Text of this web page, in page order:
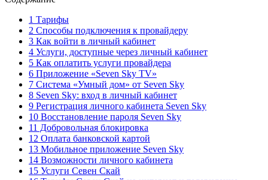
1 Тарифы
2 Способы подключения к провайдеру
3 Как войти в личный кабинет
4 Услуги, доступные через личный кабинет
5 Как оплатить услуги провайдера
6 Приложение «Seven Sky TV»
7 Система «Умный дом» от Seven Sky
8 Seven Sky: вход в личный кабинет
9 Регистрация личного кабинета Seven Sky
10 Восстановление пароля Seven Sky
11 Добровольная блокировка
12 Оплата банковской картой
13 Мобильное приложение Seven Sky
14 Возможности личного кабинета
15 Услуги Севен Скай